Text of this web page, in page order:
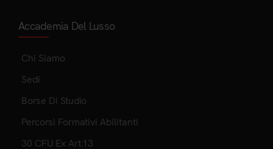
Accademia Del Lusso
Chi Siamo
Sedi
Borse Di Studio
Percorsi Formativi Abilitanti
30 CFU Ex Art.13